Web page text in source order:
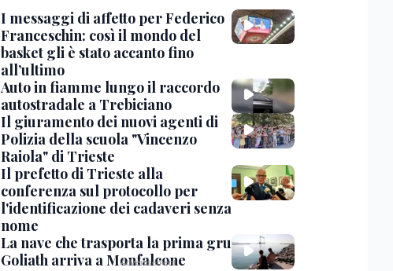
I messaggi di affetto per Federico
Franceschin: così il mondo del
basket gli è stato accanto fino
all’ultimo
Auto in fiamme lungo il raccordo
autostradale a Trebiciano
Il giuramento dei nuovi agenti di
Polizia della scuola "Vincenzo
Raiola" di Trieste
Il prefetto di Trieste alla
conferenza sul protocollo per
l'identificazione dei cadaveri senza
nome
La nave che trasporta la prima gru
Goliath arriva a Monfalcone